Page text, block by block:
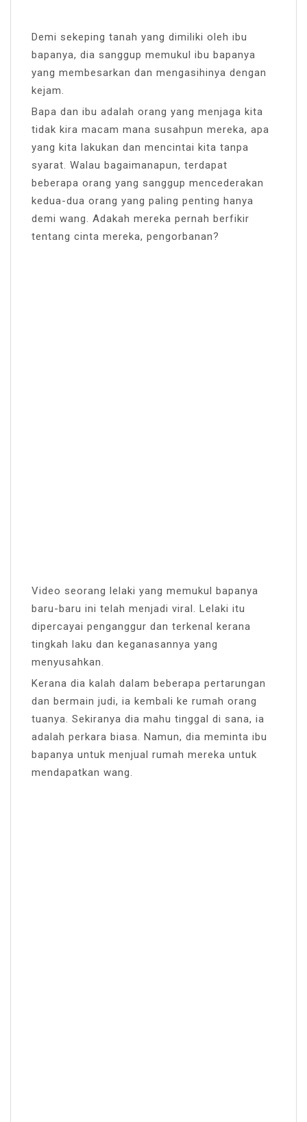
Demi sekeping tanah yang dimiliki oleh ibu
bapanya, dia sanggup memukul ibu bapanya
yang membesarkan dan mengasihinya dengan
kejam.
Bapa dan ibu adalah orang yang menjaga kita
tidak kira macam mana susahpun mereka, apa
yang kita lakukan dan mencintai kita tanpa
syarat. Walau bagaimanapun, terdapat
beberapa orang yang sanggup mencederakan
kedua-dua orang yang paling penting hanya
demi wang. Adakah mereka pernah berfikir
tentang cinta mereka, pengorbanan?
Video seorang lelaki yang memukul bapanya
baru-baru ini telah menjadi viral. Lelaki itu
dipercayai penganggur dan terkenal kerana
tingkah laku dan keganasannya yang
menyusahkan.
Kerana dia kalah dalam beberapa pertarungan
dan bermain judi, ia kembali ke rumah orang
tuanya. Sekiranya dia mahu tinggal di sana, ia
adalah perkara biasa. Namun, dia meminta ibu
bapanya untuk menjual rumah mereka untuk
mendapatkan wang.